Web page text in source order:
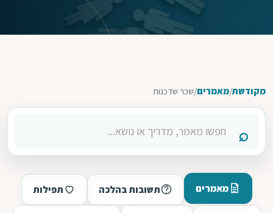
מקודשת/מאמרים/שכר שדכנות
מאמרים תשובות בהלכה תפילות